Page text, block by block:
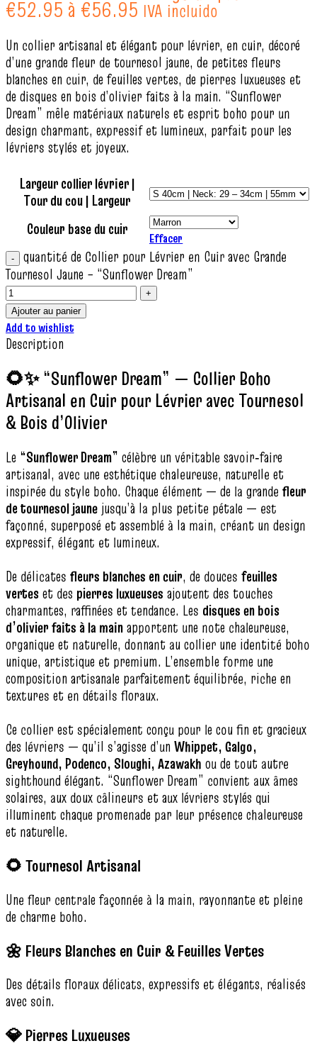
€52.95 à €56.95 IVA incluido
Un collier artisanal et élégant pour lévrier, en cuir, décoré
d’une grande fleur de tournesol jaune, de petites fleurs
blanches en cuir, de feuilles vertes, de pierres luxueuses et
de disques en bois d’olivier faits à la main. “Sunflower
Dream” mêle matériaux naturels et esprit boho pour un
design charmant, expressif et lumineux, parfait pour les
lévriers stylés et joyeux.
Largeur collier lévrier |
Tour du cou | Largeur
Couleur base du cuir
Effacer
quantité de Collier pour Lévrier en Cuir avec Grande
Tournesol Jaune – “Sunflower Dream”
Ajouter au panier
Add to wishlist
Description
🌻✨ “Sunflower Dream” — Collier Boho
Artisanal en Cuir pour Lévrier avec Tournesol
& Bois d’Olivier
Le “Sunflower Dream” célèbre un véritable savoir‑faire
artisanal, avec une esthétique chaleureuse, naturelle et
inspirée du style boho. Chaque élément — de la grande fleur
de tournesol jaune jusqu’à la plus petite pétale — est
façonné, superposé et assemblé à la main, créant un design
expressif, élégant et lumineux.
De délicates fleurs blanches en cuir, de douces feuilles
verteset des pierres luxueuses ajoutent des touches
charmantes, raffinées et tendance. Les disques en bois
d’olivier faits à la mainapportent une note chaleureuse,
organique et naturelle, donnant au collier une identité boho
unique, artistique et premium. L’ensemble forme une
composition artisanale parfaitement équilibrée, riche en
textures et en détails floraux.
Ce collier est spécialement conçu pour le cou fin et gracieux
des lévriers — qu’il s’agisse d’un Whippet, Galgo,
Greyhound, Podenco, Sloughi, Azawakh ou de tout autre
sighthound élégant. “Sunflower Dream” convient aux âmes
solaires, aux doux câlineurs et aux lévriers stylés qui
illuminent chaque promenade par leur présence chaleureuse
et naturelle.
🌻 Tournesol Artisanal
Une fleur centrale façonnée à la main, rayonnante et pleine
de charme boho.
🌼 Fleurs Blanches en Cuir & Feuilles Vertes
Des détails floraux délicats, expressifs et élégants, réalisés
avec soin.
💎 Pierres Luxueuses